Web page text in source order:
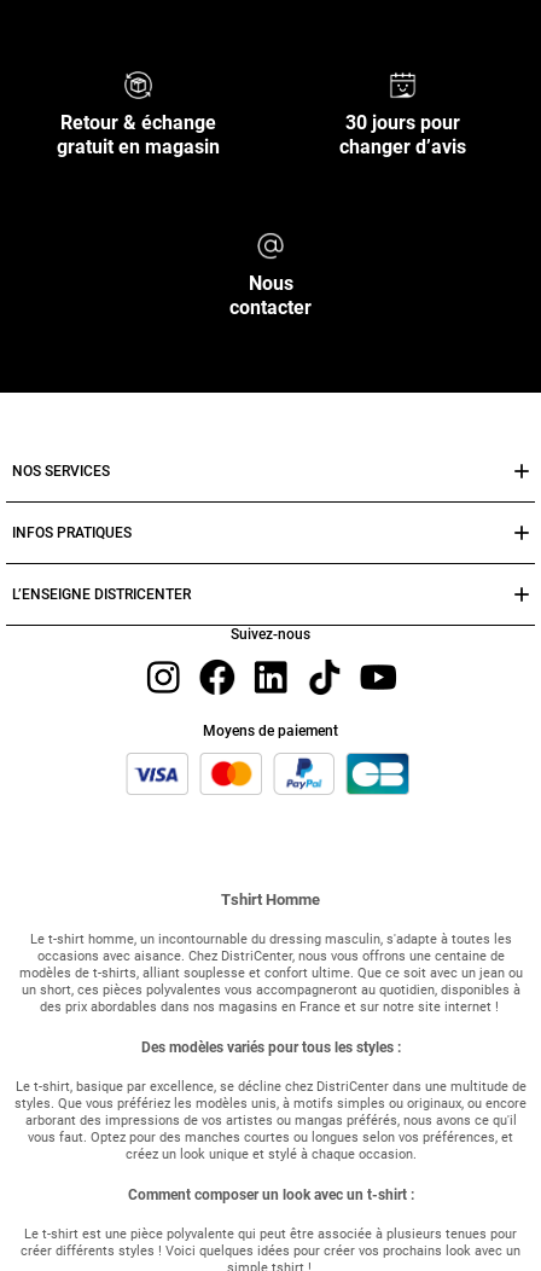
Tshirt Homme
Le t-shirt homme, un incontournable du dressing masculin, s'adapte à toutes les
occasions avec aisance. Chez DistriCenter, nous vous offrons une centaine de
modèles de t-shirts, alliant souplesse et confort ultime. Que ce soit avec un jean ou
un short, ces pièces polyvalentes vous accompagneront au quotidien, disponibles à
des prix abordables dans nos magasins en France et sur notre site internet !
Des modèles variés pour tous les styles :
Le t-shirt, basique par excellence, se décline chez DistriCenter dans une multitude de
styles. Que vous préfériez les modèles unis, à motifs simples ou originaux, ou encore
arborant des impressions de vos artistes ou mangas préférés, nous avons ce qu'il
vous faut. Optez pour des manches courtes ou longues selon vos préférences, et
créez un look unique et stylé à chaque occasion.
Comment composer un look avec un t-shirt :
Le t-shirt est une pièce polyvalente qui peut être associée à plusieurs tenues pour
créer différents styles ! Voici quelques idées pour créer vos prochains look avec un
Retour & échange
gratuit en magasin
30 jours pour
changer d’avis
Nous
contacter
NOS SERVICES
INFOS PRATIQUES
L’ENSEIGNE DISTRICENTER
Suivez-nous
Moyens de paiement